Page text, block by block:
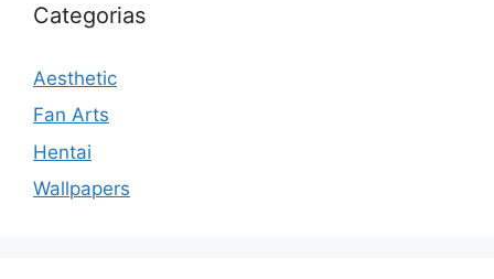
Categorias
Aesthetic
Fan Arts
Hentai
Wallpapers